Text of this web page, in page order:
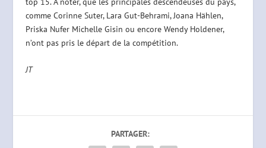
comme Corinne Suter, Lara Gut-Behrami, Joana Hählen,
Priska Nufer Michelle Gisin ou encore Wendy Holdener,
n’ont pas pris le départ de la compétition.
JT
PARTAGER: